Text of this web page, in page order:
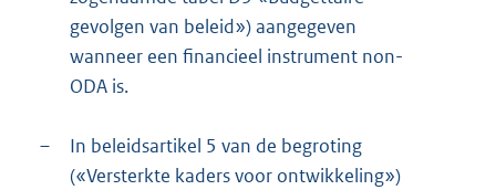
gevolgen van beleid») aangegeven
wanneer een financieel instrument non-
ODA is.
–
In beleidsartikel 5 van de begroting
(«Versterkte kaders voor ontwikkeling»)